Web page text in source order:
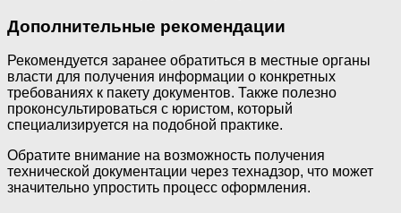
Дополнительные рекомендации
Рекомендуется заранее обратиться в местные органы
власти для получения информации о конкретных
требованиях к пакету документов. Также полезно
проконсультироваться с юристом, который
специализируется на подобной практике.
Обратите внимание на возможность получения
технической документации через технадзор, что может
значительно упростить процесс оформления.